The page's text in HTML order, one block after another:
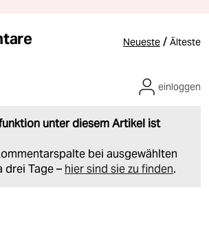
Neueste / Älteste
unter diesem Artikel ist
bei ausgewählten
drei Tage – hier sind sie zu finden.
einloggen